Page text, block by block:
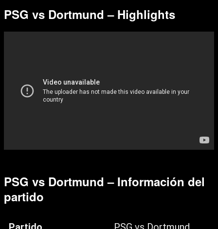
PSG vs Dortmund – Highlights
PSG vs Dortmund – Información del
partido